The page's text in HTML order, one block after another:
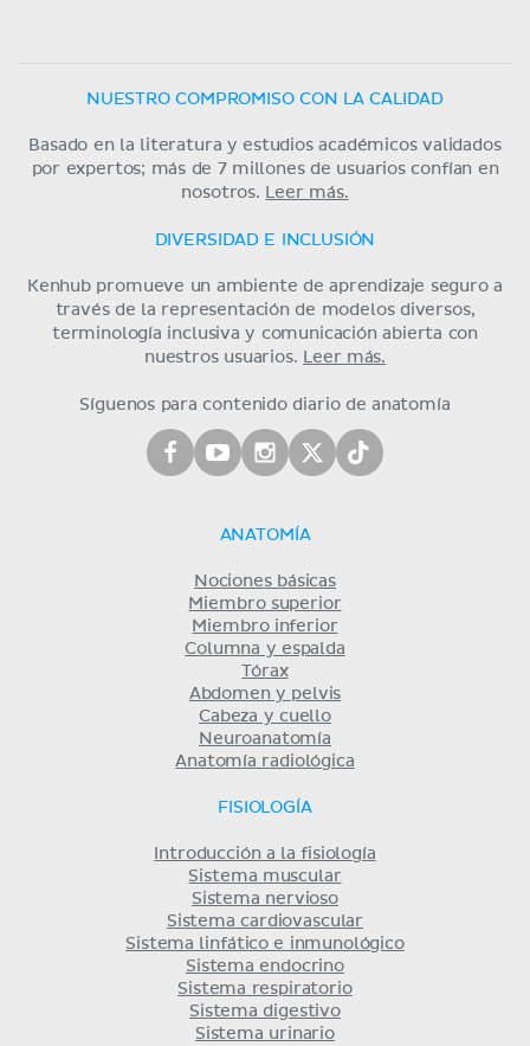
NUESTRO COMPROMISO CON LA CALIDAD
Basado en la literatura y estudios académicos validados
por expertos; más de 7 millones de usuarios confían en
nosotros.
Leer más.
DIVERSIDAD E INCLUSIÓN
Kenhub promueve un ambiente de aprendizaje seguro a
través de la representación de modelos diversos,
terminología inclusiva y comunicación abierta con
nuestros usuarios.
Leer más.
Síguenos para contenido diario de anatomía
ANATOMÍA
Nociones básicas
Miembro superior
Miembro inferior
Columna y espalda
Tórax
Abdomen y pelvis
Cabeza y cuello
Neuroanatomía
Anatomía radiológica
FISIOLOGÍA
Introducción a la fisiología
Sistema muscular
Sistema nervioso
Sistema cardiovascular
Sistema linfático e inmunológico
Sistema endocrino
Sistema respiratorio
Sistema digestivo
Sistema urinario